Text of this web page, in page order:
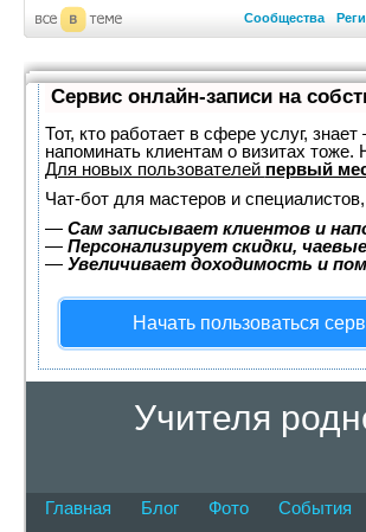
Сообщества
Сервис онлайн-записи на
Тот, кто работает в сфере услуг,
напоминать клиентам о визитах
Для новых пользователей первый
Чат-бот для мастеров и
— Сам записывает клиентов и
— Персонализирует скидки,
— Увеличивает доходимость и
Начать пользоваться
Учителя
Главная Блог Фото События